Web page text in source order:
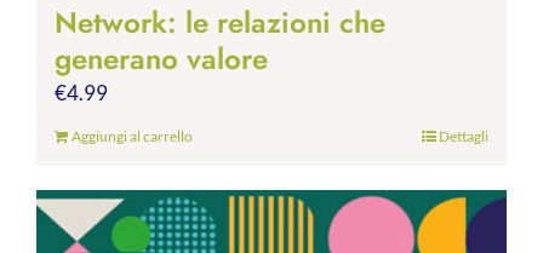
Network: le relazioni che
generano valore
€4.99
Aggiungi al carrello Dettagli